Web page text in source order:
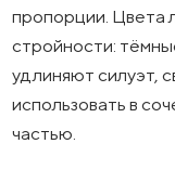
пропорции. Цвета
стройности:
удлиняют силуэт,
использовать в
частью.